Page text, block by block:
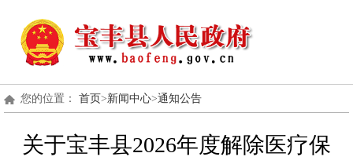
您的位置： 首页>新闻中心>通知公告
关于宝丰县2026年度解除医疗保